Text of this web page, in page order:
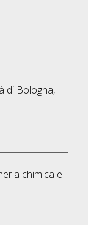
di Bologna,
chimica e